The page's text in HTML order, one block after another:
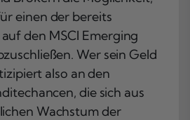
einen der bereits
den MSCI Emerging
Wer sein Geld
also an den
die sich aus
Wachstum der